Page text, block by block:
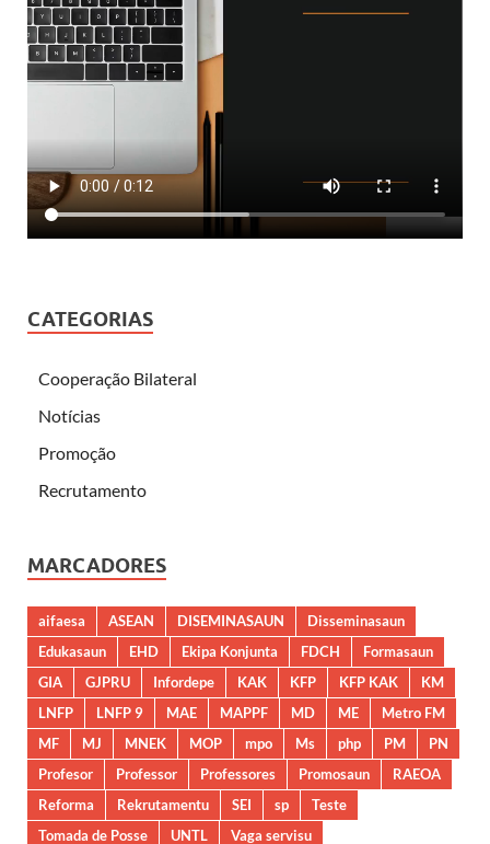
CATEGORIAS
Cooperação Bilateral
Notícias
Promoção
Recrutamento
MARCADORES
aifaesa ASEAN DISEMINASAUN
Disseminasaun
Edukasaun
EHD Ekipa Konjunta FDCH
Formasaun
GIA
GJPRU Infordepe KAK KFP KFP KAK
KM
LNFP
LNFP 9 MAE MAPPF MD ME
Metro FM
MF
MJ MNEK MOP mpo Ms php PM
PN
Profesor
Professor Professores Promosaun
RAEOA
Reforma
Rekrutamentu SEI sp
Teste
Tomada de Posse
UNTL Vaga servisu